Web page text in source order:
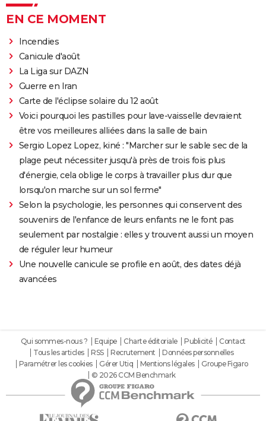
EN CE MOMENT
Incendies
Canicule d'août
La Liga sur DAZN
Guerre en Iran
Carte de l'éclipse solaire du 12 août
Voici pourquoi les pastilles pour lave-vaisselle devraient
être vos meilleures alliées dans la salle de bain
Sergio Lopez Lopez, kiné : "Marcher sur le sable sec de la
plage peut nécessiter jusqu'à près de trois fois plus
d'énergie, cela oblige le corps à travailler plus dur que
lorsqu'on marche sur un sol ferme"
Selon la psychologie, les personnes qui conservent des
souvenirs de l'enfance de leurs enfants ne le font pas
seulement par nostalgie : elles y trouvent aussi un moyen
de réguler leur humeur
Une nouvelle canicule se profile en août, des dates déjà
avancées
Qui sommes-nous ? Equipe Charte éditoriale Publicité
Contact
Tous les articles
RSS Recrutement
Données personnelles
Paramétrer les cookies
Gérer Utiq Mentions légales
Groupe Figaro
© 2026 CCM Benchmark